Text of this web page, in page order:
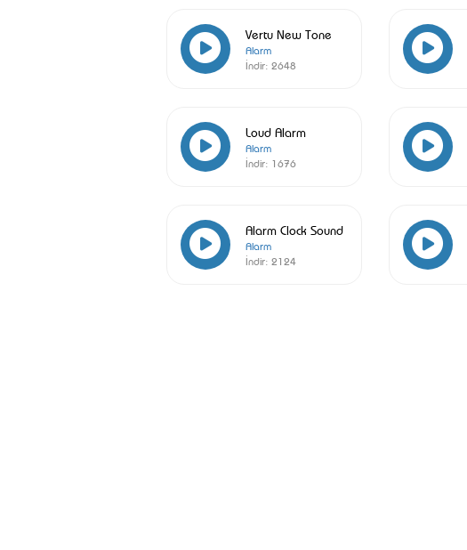
Vertu New Tone
Alarm
İndir: 2648
Loud Alarm
Alarm
İndir: 1676
Alarm Clock Sound
Alarm
İndir: 2124